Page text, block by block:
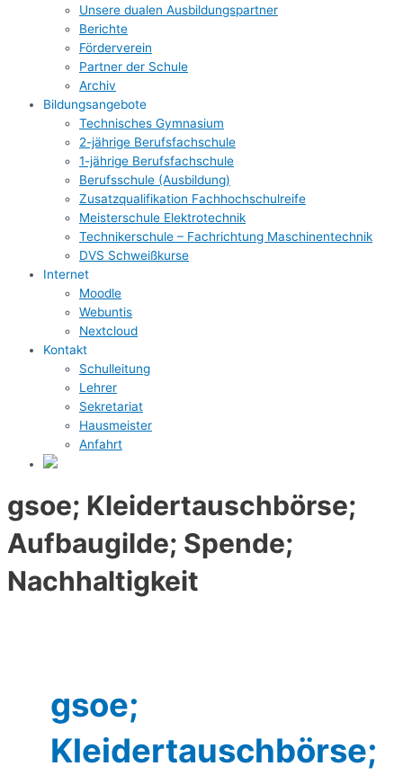
Unsere dualen Ausbildungspartner
Berichte
Förderverein
Partner der Schule
Archiv
Bildungsangebote
Technisches Gymnasium
2-jährige Berufsfachschule
1-jährige Berufsfachschule
Berufsschule (Ausbildung)
Zusatzqualifikation Fachhochschulreife
Meisterschule Elektrotechnik
Technikerschule – Fachrichtung Maschinentechnik
DVS Schweißkurse
Internet
Moodle
Webuntis
Nextcloud
Kontakt
Schulleitung
Lehrer
Sekretariat
Hausmeister
Anfahrt
gsoe; Kleidertauschbörse;
Aufbaugilde; Spende;
Nachhaltigkeit
gsoe;
Kleidertauschbörse;